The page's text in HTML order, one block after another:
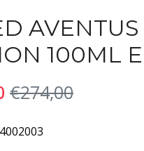
100ML
€274,00